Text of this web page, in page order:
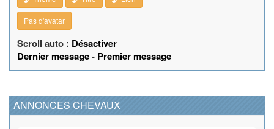
Pas d'avatar
Scroll auto : Désactiver
Dernier message- Premier message
ANNONCES CHEVAUX